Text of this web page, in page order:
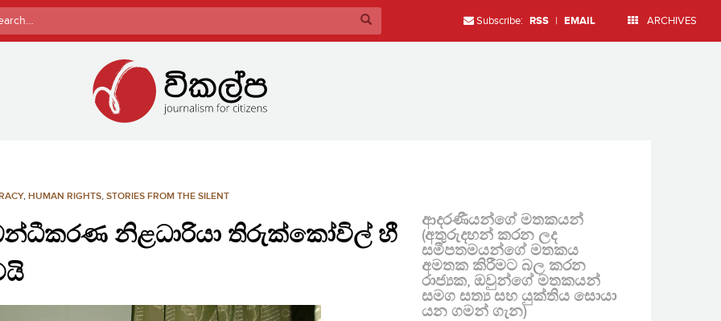
Subscribe: RSS | EMAIL ARCHIVES
, HUMAN RIGHTS, STORIES FROM THE SILENT
නිළධාරියා තිරුක්කෝවිල් හී
ආදරණීයන්ගේ මතකයන්
(අතුරුදහන් කරන ලද
සමීපතමයන්ගේ මතකය
අමතක කිරීමට බල කරන
රාජ්‍යක, ඔවුන්ගේ මතකයන්
සමග සත්‍ය සහ යුක්තිය සොයා
යන ගමන් ගැන)